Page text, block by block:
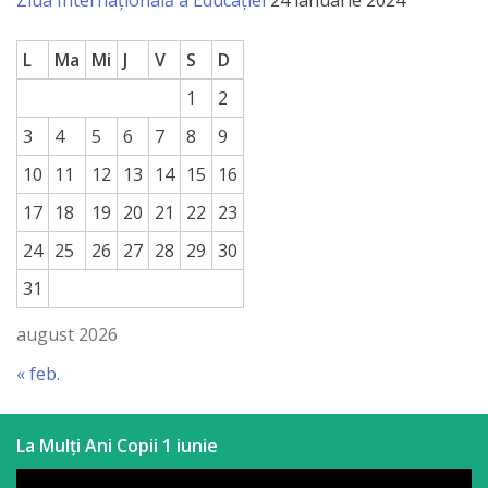
august 2026
L Ma Mi J V S
D
1
2
3
4 5 6 7 8
9
10
11 12 13 14 15
16
17 18 19 20 21 22 23
24 25 26 27 28 29 30
31
« feb.
La Mulți Ani Copii 1 iunie